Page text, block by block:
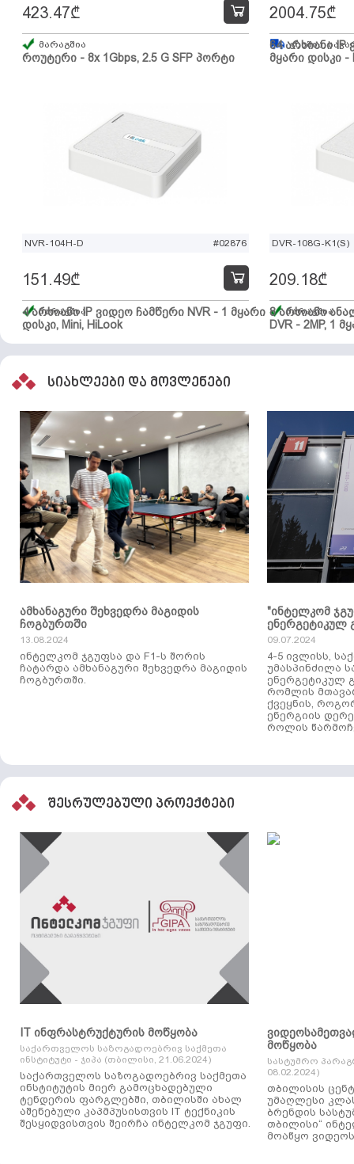
როუტერი - 8x 1Gbps, 2.5 G SFP პორტი
423.47₾
მარაგშია
64 არხიანი IP
მყარი დისკი -
2004.75₾
გზაშია,
NVR-104H-D #02876
4 არხიანი IP ვიდეო ჩამწერი NVR - 1 მყარი
დისკი, Mini, HiLook
151.49₾
მარაგშია
DVR-108G-K1(S)
8 არხიანი
DVR - 2MP, 1
209.18₾
მარაგშია
სიახლეები და მოვლენები
ამხანაგური შეხვედრა მაგიდის
ჩოგბურთში
13.08.2024
ინტელკომ ჯგუფსა და F1-ს შორის
ჩატარდა ამხანაგური შეხვედრა მაგიდის
ჩოგბურთში.
"ინტელკომ
ენერგეტიკულ
09.07.2024
4-5 ივლისს,
უმასპინძილა
ენერგეტიკულ
რომლის
ქვეყნის,
ენერგიის
როლის
შესრულებული პროექტები
IT ინფრასტრუქტურის მოწყობა
საქართველოს საზოგადოებრივ საქმეთა
ინსტიტუტი - ჯიპა (თბილისი, 21.06.2024)
საქართველოს საზოგადოებრივ საქმეთა
ინსტიტუტის მიერ გამოცხადებული
ტენდერის ფარგლებში, თბილისში ახალ
აშენებული კაპმპუსისთვის IT ტექნიკის
შესყიდვისთვის შეირჩა ინტელკომ ჯგუფი.
მოწყობა
სასტუმრო
08.02.2024)
თბილისის
უმაღლესი
ბრენდის
თბილისი“
მოაწყო